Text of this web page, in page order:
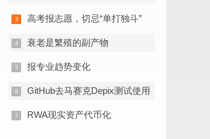
高考报志愿，切忌“单打独斗”
衰老是繁殖的副产物
报专业趋势变化
GitHub去马赛克Depix测试使用
RWA现实资产代币化